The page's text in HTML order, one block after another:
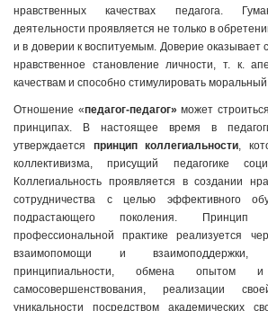
нравственных качествах педагога.
деятельности проявляется не только в
и в доверии к воспитуемым. Доверие оказывает
нравственное становление личности, т. к.
качествам и способно стимулировать моральный
Отношение «педагог-педагог» может
принципах. В настоящее время в
утверждается принцип коллегиальности,
коллективизма, присущий педагогике
Коллегиальность проявляется в создании
сотрудничества с целью эффективного
подрастающего поколения. Принцип
профессиональной практике реализуется
взаимопомощи и взаимоподдержки,
принципиальности, обмена опытом и
самосовершенствования, реализации
уникальности посредством академических